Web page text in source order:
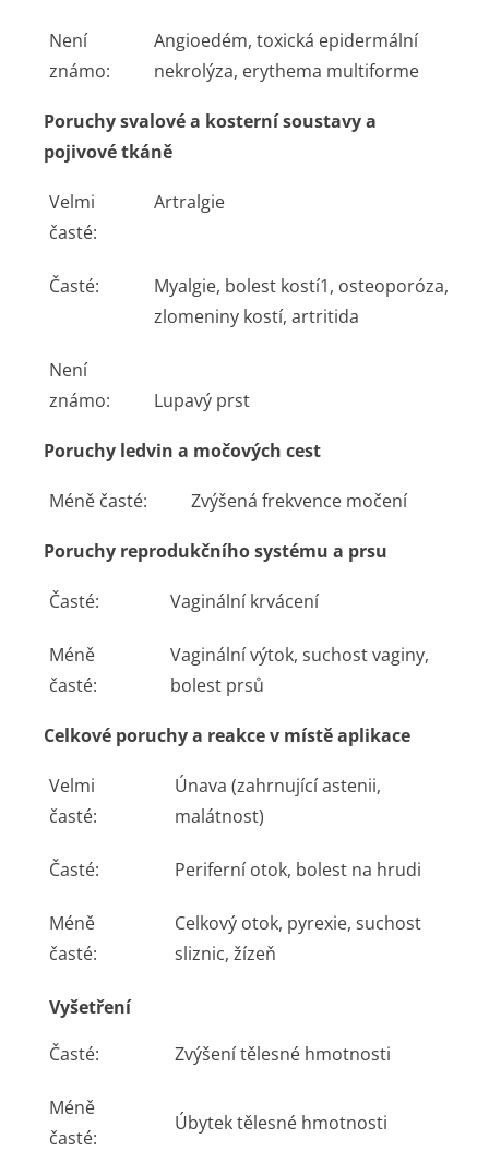
Není
známo:
Angioedém, toxická epidermální
nekrolýza, erythema multiforme
Poruchy svalové a kosterní soustavy a
pojivové tkáně
Velmi
časté:
Artralgie
Časté: Myalgie, bolest kostí1, osteoporóza,
zlomeniny kostí, artritida
Není
známo:
Lupavý prst
Poruchy ledvin a močových cest
Méně časté: Zvýšená frekvence močení
Poruchy reprodukčního systému a prsu
Časté: Vaginální krvácení
Méně
časté:
Vaginální výtok, suchost vaginy,
bolest prsů
Celkové poruchy a reakce v místě aplikace
Velmi
časté:
Únava (zahrnující astenii,
malátnost)
Časté: Periferní otok, bolest na hrudi
Méně
časté:
Celkový otok, pyrexie, suchost
sliznic, žízeň
Vyšetření
Časté:
Zvýšení tělesné hmotnosti
Méně
časté:
Úbytek tělesné hmotnosti